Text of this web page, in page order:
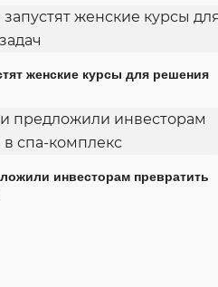
женские курсы для решения
инвесторам превратить